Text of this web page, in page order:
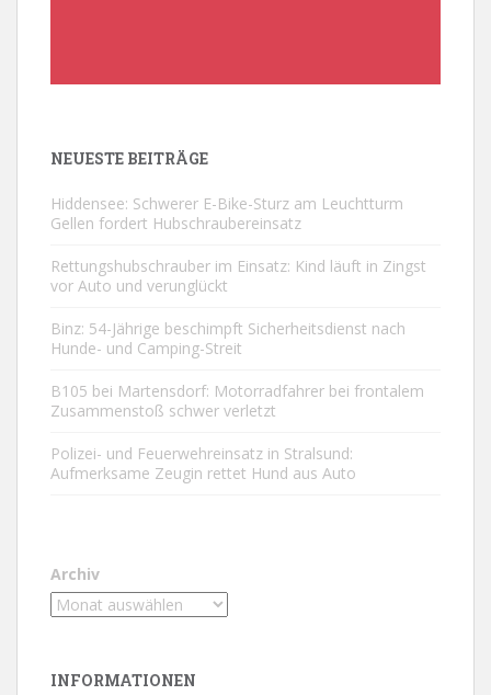
NEUESTE BEITRÄGE
Hiddensee: Schwerer E-Bike-Sturz am Leuchtturm
Gellen fordert Hubschraubereinsatz
Rettungshubschrauber im Einsatz: Kind läuft in Zingst
vor Auto und verunglückt
Binz: 54-Jährige beschimpft Sicherheitsdienst nach
Hunde- und Camping-Streit
B105 bei Martensdorf: Motorradfahrer bei frontalem
Zusammenstoß schwer verletzt
Polizei- und Feuerwehreinsatz in Stralsund:
Aufmerksame Zeugin rettet Hund aus Auto
Archiv
INFORMATIONEN